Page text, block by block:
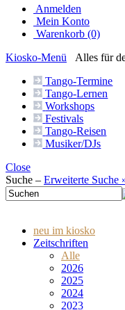
Anmelden
Mein Konto
Warenkorb (0)
Kiosko-Menü
Alles für
Tango-Termine
Tango-Lernen
Workshops
Festivals
Tango-Reisen
Musiker/DJs
Close
Suche – Erweiterte Suche
neu im kiosko
Zeitschriften
Alle
2026
2025
2024
2023